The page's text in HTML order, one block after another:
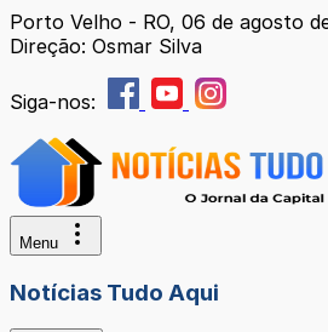
Porto Velho - RO, 06 de agosto
Direção: Osmar Silva
Siga-nos:
Menu
Notícias Tudo Aqui